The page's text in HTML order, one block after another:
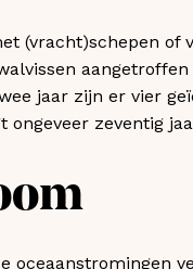
(vracht)schepen of
aangetroffen
jaar zijn er vier
zeventig
oceaanstromingen